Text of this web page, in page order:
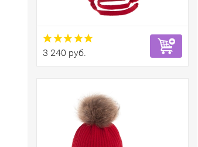
3 240 руб.